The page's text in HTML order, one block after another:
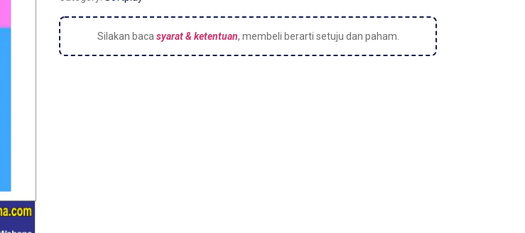
Silakan baca syarat & ketentuan, membeli berarti setuju dan paham.